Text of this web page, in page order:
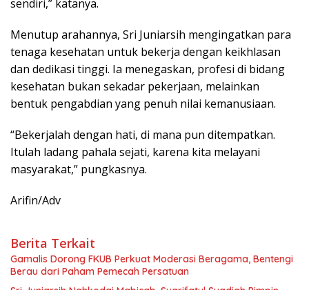
sendiri,” katanya.
Menutup arahannya, Sri Juniarsih mengingatkan para
tenaga kesehatan untuk bekerja dengan keikhlasan
dan dedikasi tinggi. Ia menegaskan, profesi di bidang
kesehatan bukan sekadar pekerjaan, melainkan
bentuk pengabdian yang penuh nilai kemanusiaan.
“Bekerjalah dengan hati, di mana pun ditempatkan.
Itulah ladang pahala sejati, karena kita melayani
masyarakat,” pungkasnya.
Arifin/Adv
Berita Terkait
Gamalis Dorong FKUB Perkuat Moderasi Beragama, Bentengi
Berau dari Paham Pemecah Persatuan